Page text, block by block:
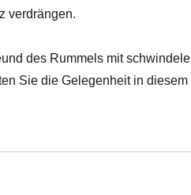
verdrängen.
des Rummels mit
Sie die Gelegenheit in diesem